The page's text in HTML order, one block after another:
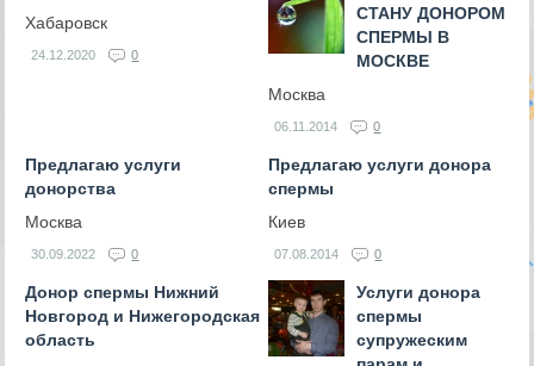
Хабаровск
24.12.2020 0
СТАНУ ДОНОРОМ
СПЕРМЫ В
МОСКВЕ
Москва
06.11.2014 0
Предлагаю услуги
донорства
Москва
30.09.2022 0
Предлагаю услуги донора
спермы
Киев
07.08.2014 0
Донор спермы Нижний
Новгород и Нижегородская
область
Услуги донора
спермы
супружеским